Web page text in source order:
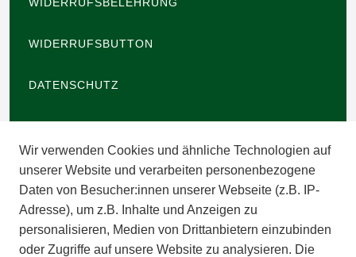
WIDERRUFSBUTTON
DATENSCHUTZ
IMPRESSUM
INFORMATIONEN
ZAHLUNGSARTEN
Wir verwenden Cookies und ähnliche Technologien auf
unserer Website und verarbeiten personenbezogene
Daten von Besucher:innen unserer Webseite (z.B. IP-
Adresse), um z.B. Inhalte und Anzeigen zu
personalisieren, Medien von Drittanbietern einzubinden
oder Zugriffe auf unsere Website zu analysieren. Die